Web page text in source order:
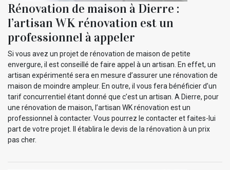
Rénovation de maison à Dierre :
l’artisan WK rénovation est un
professionnel à appeler
Si vous avez un projet de rénovation de maison de petite
envergure, il est conseillé de faire appel à un artisan. En effet, un
artisan expérimenté sera en mesure d’assurer une rénovation de
maison de moindre ampleur. En outre, il vous fera bénéficier d’un
tarif concurrentiel étant donné que c’est un artisan. A Dierre, pour
une rénovation de maison, l’artisan WK rénovation est un
professionnel à contacter. Vous pourrez le contacter et faites-lui
part de votre projet. Il établira le devis de la rénovation à un prix
pas cher.